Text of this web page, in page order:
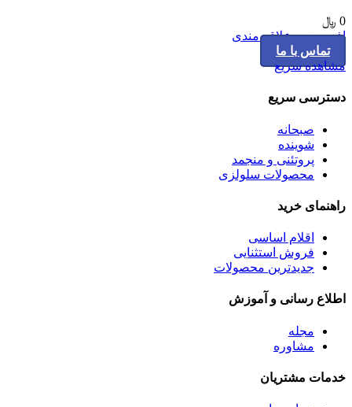
0 ﷼
افزودن به علاقه مندی
تماس با ما
مشاهده سریع
دسترسی سریع
صبحانه
شوینده
پروتئنی و منجمد
محصولات سلولزی
راهنمای خرید
اقلام اساسی
فروش استثنایی
جدیدترین محصولات
اطلاع رسانی و آموزش
مجله
مشاوره
خدمات مشتریان